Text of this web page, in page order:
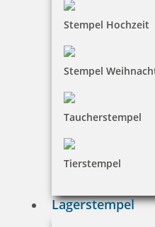
Stempel Hochzeit
Stempel
Taucherstempel
Tierstempel
Lagerstempel